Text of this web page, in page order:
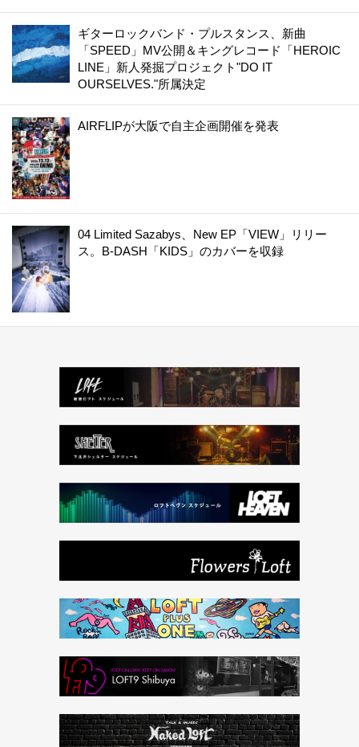
ギターロックバンド・プルスタンス、新曲
「SPEED」MV公開＆キングレコード「HEROIC
LINE」新人発掘プロジェクト"DO IT
OURSELVES."所属決定
AIRFLIPが大阪で自主企画開催を発表
04 Limited Sazabys、New EP「VIEW」リリー
ス。B-DASH「KIDS」のカバーを収録